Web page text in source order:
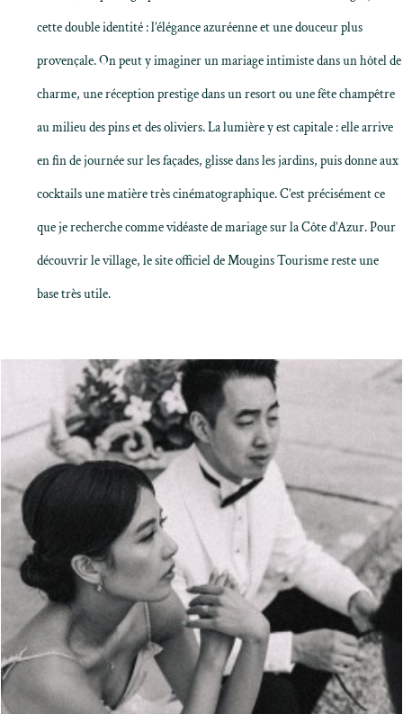
cette double identité : l’élégance azuréenne et une douceur plus
provençale. On peut y imaginer un mariage intimiste dans un hôtel de
charme, une réception prestige dans un resort ou une fête champêtre
au milieu des pins et des oliviers. La lumière y est capitale : elle arrive
en fin de journée sur les façades, glisse dans les jardins, puis donne aux
cocktails une matière très cinématographique. C’est précisément ce
que je recherche commevidéaste de mariage sur la Côte d’Azur. Pour
découvrir le village, lesite officiel de Mougins Tourismereste une
base très utile.